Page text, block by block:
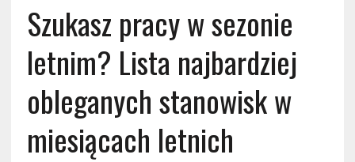
Szukasz pracy w sezonie
letnim? Lista najbardziej
obleganych stanowisk w
miesiącach letnich